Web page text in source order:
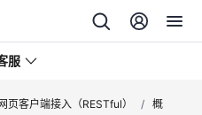
服
客户端接入（RESTful） / 概